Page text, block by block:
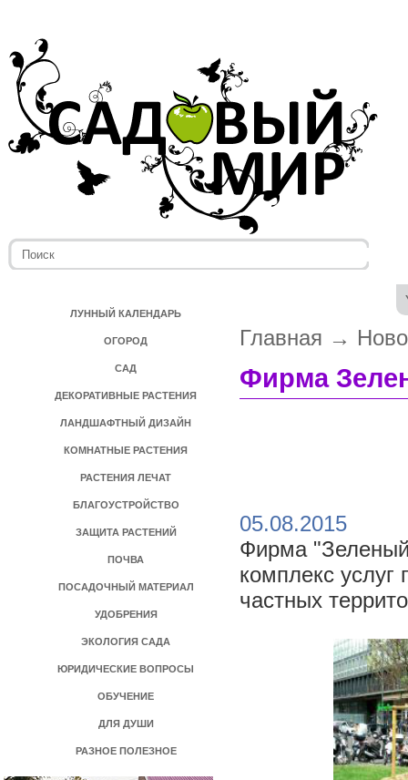
ЛУННЫЙ КАЛЕНДАРЬ
ОГОРОД
САД
ДЕКОРАТИВНЫЕ РАСТЕНИЯ
ЛАНДШАФТНЫЙ ДИЗАЙН
КОМНАТНЫЕ РАСТЕНИЯ
РАСТЕНИЯ ЛЕЧАТ
БЛАГОУСТРОЙСТВО
ЗАЩИТА РАСТЕНИЙ
ПОЧВА
ПОСАДОЧНЫЙ МАТЕРИАЛ
УДОБРЕНИЯ
ЭКОЛОГИЯ САДА
ЮРИДИЧЕСКИЕ ВОПРОСЫ
ОБУЧЕНИЕ
ДЛЯ ДУШИ
РАЗНОЕ ПОЛЕЗНОЕ
Главная →
Фирма
05.08.2015
Фирма "Зеленый
комплекс услуг
частных